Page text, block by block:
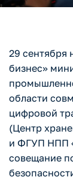
29 сентября
бизнес»
области
цифровой
(Центр
и ФГУП НПП
совещание